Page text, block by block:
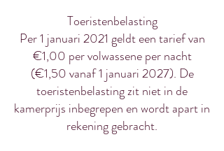
Toeristenbelasting
Per 1 januari 2021 geldt een tarief van
€1,00 per volwassene per nacht
(€1,50 vanaf 1 januari 2027). De
toeristenbelasting zit niet in de
kamerprijs inbegrepen en wordt apart in
rekening gebracht.